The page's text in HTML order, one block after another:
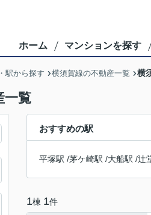
ホーム マンションを探す
駅から探す 横須賀線の不動産一覧 横
一覧
おすすめの駅
平塚駅 /茅ケ崎駅 /大船駅 /辻
1棟 1件